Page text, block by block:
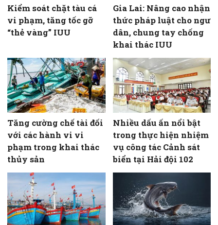
Kiểm soát chặt tàu cá
vi phạm, tăng tốc gỡ
“thẻ vàng” IUU
Gia Lai: Nâng cao nhận
thức pháp luật cho ngư
dân, chung tay chống
khai thác IUU
Tăng cường chế tài đối
với các hành vi vi
phạm trong khai thác
thủy sản
Nhiều dấu ấn nổi bật
trong thực hiện nhiệm
vụ công tác Cảnh sát
biển tại Hải đội 102